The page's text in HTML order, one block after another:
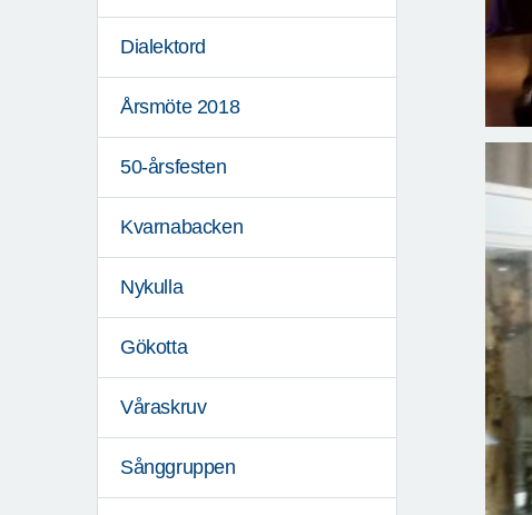
Dialektord
Årsmöte 2018
50-årsfesten
Kvarnabacken
Nykulla
Gökotta
Våraskruv
Sånggruppen